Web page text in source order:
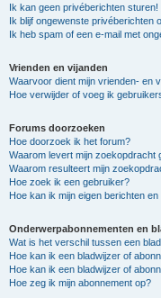
Ik kan geen privéberichten sturen!
Ik blijf ongewenste privéberichten
Ik heb spam of een e-mail met
Vrienden en vijanden
Waarvoor dient mijn vrienden- en
Hoe verwijder of voeg ik
Forums doorzoeken
Hoe doorzoek ik het forum?
Waarom levert mijn zoekopdracht
Waarom resulteert mijn
Hoe zoek ik een gebruiker?
Hoe kan ik mijn eigen berichten
Onderwerpabonnementen en
Wat is het verschil tussen een
Hoe kan ik een bladwijzer of
Hoe kan ik een bladwijzer of
Hoe zeg ik mijn abonnement op?